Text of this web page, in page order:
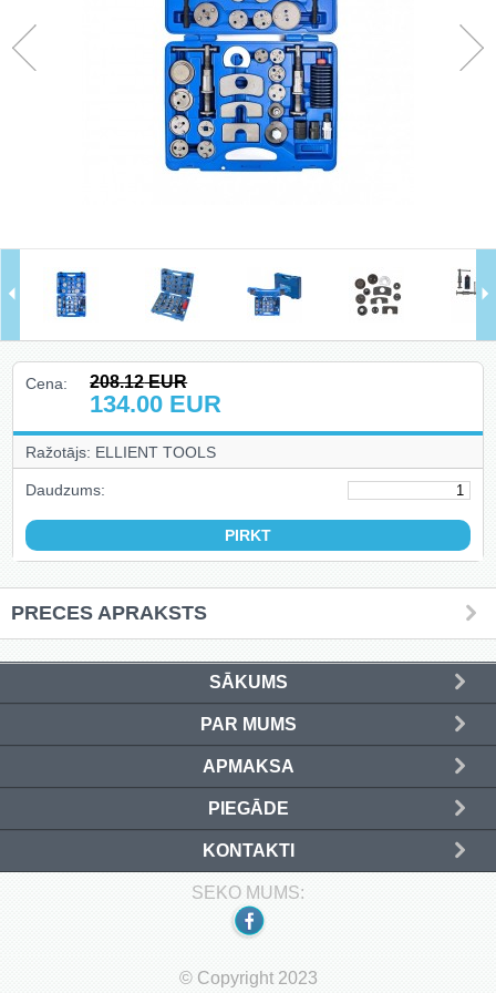
Cena: 208.12EUR
134.00 EUR
Ražotājs: ELLIENT TOOLS
Daudzums:
PRECES APRAKSTS
SĀKUMS
PAR MUMS
APMAKSA
PIEGĀDE
KONTAKTI
SEKO MUMS:
© Copyright 2023
Hidrauliskie instrumenti, domkrati,
preses, pacēlāji, turētāji (78)
Riepu montāža un balansēšana
Skapji uz riteņiem, krēsli, gultas,
stropes, ratiņi (40)
Ielogoties
Reģistrēties